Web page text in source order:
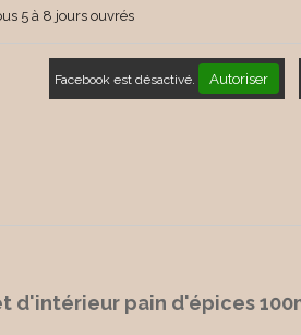
5 à 8 jours ouvrés
Facebook est désactivé. Autoriser
d'intérieur pain d'épices